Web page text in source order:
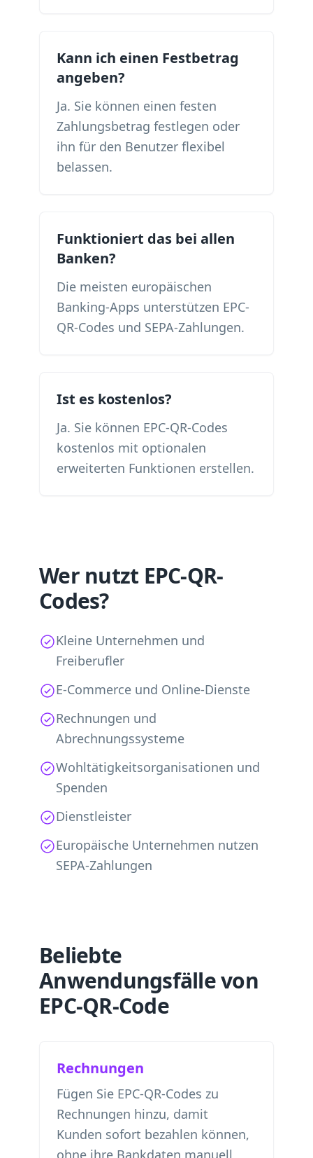
Kann ich einen Festbetrag
angeben?
Ja. Sie können einen festen
Zahlungsbetrag festlegen oder
ihn für den Benutzer flexibel
belassen.
Funktioniert das bei allen
Banken?
Die meisten europäischen
Banking-Apps unterstützen EPC-
QR-Codes und SEPA-Zahlungen.
Ist es kostenlos?
Ja. Sie können EPC-QR-Codes
kostenlos mit optionalen
erweiterten Funktionen erstellen.
Wer nutzt EPC-QR-
Codes?
Kleine Unternehmen und
Freiberufler
E-Commerce und Online-Dienste
Rechnungen und
Abrechnungssysteme
Wohltätigkeitsorganisationen und
Spenden
Dienstleister
Europäische Unternehmen nutzen
SEPA-Zahlungen
Beliebte
Anwendungsfälle von
EPC-QR-Code
Rechnungen
Fügen Sie EPC-QR-Codes zu
Rechnungen hinzu, damit
Kunden sofort bezahlen können,
ohne ihre Bankdaten manuell